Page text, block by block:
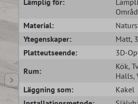
Material:
Ytegenskaper:
Matt,
Platteutseende:
3D-
Rum:
Kök,
Halls,
Läggning som:
Kakel